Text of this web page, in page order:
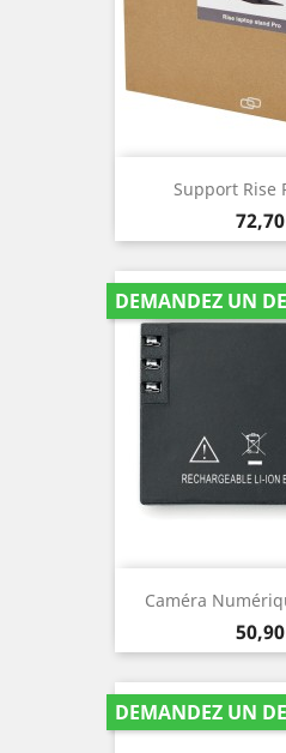
Support Rise
Prix
Caméra
Prix
DEMANDEZ UN
DEMANDEZ UN